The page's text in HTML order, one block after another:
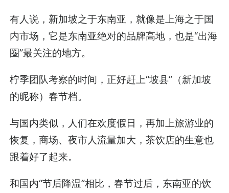
有人说，新加坡之于东南亚，就像是上海之于国
内市场，它是东南亚绝对的品牌高地，也是“出海
圈”最关注的地方。
柠季团队考察的时间，正好赶上“坡县”（新加坡
的昵称）春节档。
与国内类似，人们在欢度假日，再加上旅游业的
恢复，商场、夜市人流量加大，茶饮店的生意也
跟着好了起来。
和国内“节后降温”相比，春节过后，东南亚的饮